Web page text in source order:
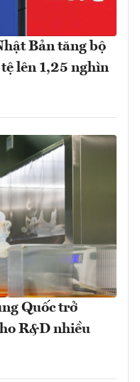
Bản tăng bộ
lên 1,25 nghìn
Quốc trở
R&D nhiều